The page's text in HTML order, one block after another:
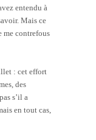
entendu à
Mais ce
me contrefous
: cet effort
des
s’il a
en tout cas,